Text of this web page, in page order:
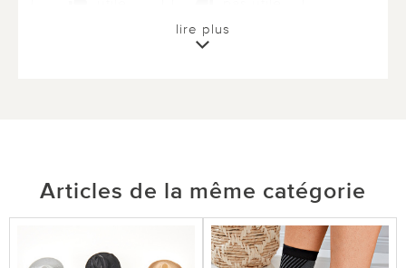
lire plus
Articles de la même catégorie